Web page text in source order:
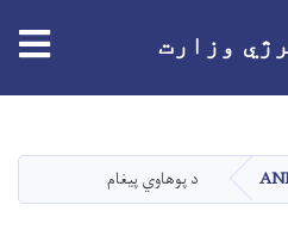
دانګل
وزارت
د پوهاوي پیغام